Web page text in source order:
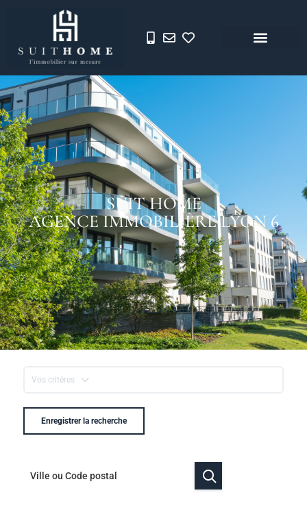
SUIT HOME
AGENCE IMMOBILIÈRE LYON 6
Vos critères
Enregistrer la recherche